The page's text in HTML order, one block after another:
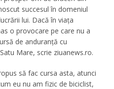
succesul în domeniul
lui. Dacă în viaţa
o provocare pe care nu a
de anduranţă cu
Mare, scrie ziuanews.ro.
să fac cursa asta, atunci
eu nu am fizic de biciclist,